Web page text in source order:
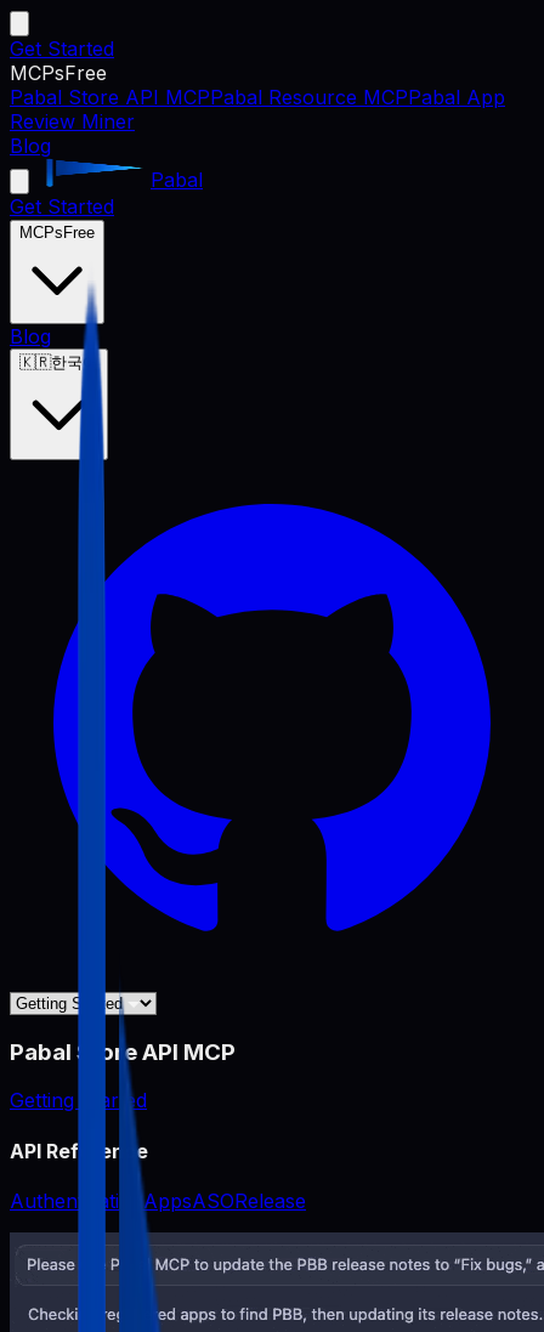
Get Started
MCPsFree
Pabal Store API MCPPabal Resource MCPPabal App
Review Miner
Blog
Pabal
Get Started
MCPs Free
Blog
🇰🇷한국어
Pabal Store API MCP
Getting Started
API Reference
AuthenticationAppsASORelease